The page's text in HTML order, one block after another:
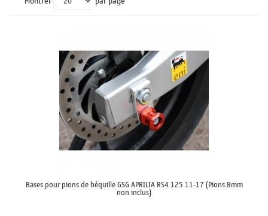
Bases pour pions de béquille GSG APRILIA RS4 125 11-17 (Pions 8mm
non inclus)